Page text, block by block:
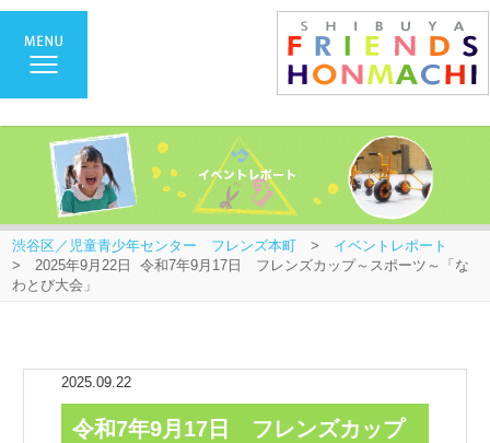
渋谷区／児童青少年センター フレンズ本町 > イベントレポート
> 2025年9月22日 令和7年9月17日 フレンズカップ～スポーツ～「な
わとび大会」
2025.09.22
令和7年9月17日 フレンズカップ